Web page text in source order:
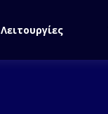
Λειτουργίες